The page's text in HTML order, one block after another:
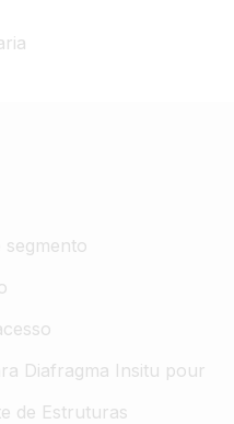
segmento
Diafragma Insitu pour
de Estruturas